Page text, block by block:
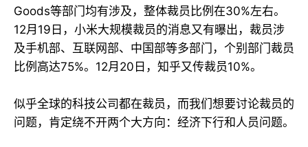
Goods等部门均有涉及，整体裁员比例在30%左右。
12月19日，小米大规模裁员的消息又有曝出，裁员涉
及手机部、互联网部、中国部等多部门，个别部门裁员
比例高达75%。12月20日，知乎又传裁员10%。
似乎全球的科技公司都在裁员，而我们想要讨论裁员的
问题，肯定绕不开两个大方向：经济下行和人员问题。